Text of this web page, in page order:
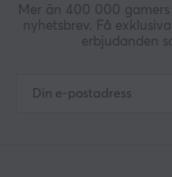
Mer än 400 000
nyhetsbrev. Få
erbjudanden